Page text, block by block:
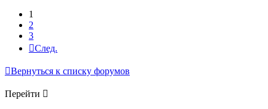
1
2
3
След.
Вернуться к списку форумов
Перейти